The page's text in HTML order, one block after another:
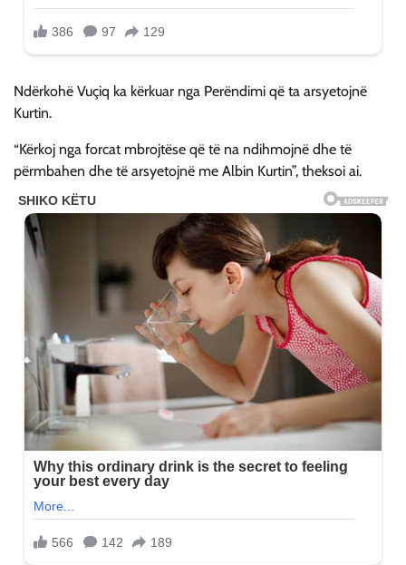
Ndërkohë Vuçiq ka kërkuar nga Perëndimi që ta arsyetojnë
Kurtin.
“Kërkoj nga forcat mbrojtëse që të na ndihmojnë dhe të
përmbahen dhe të arsyetojnë me Albin Kurtin”, theksoi ai.